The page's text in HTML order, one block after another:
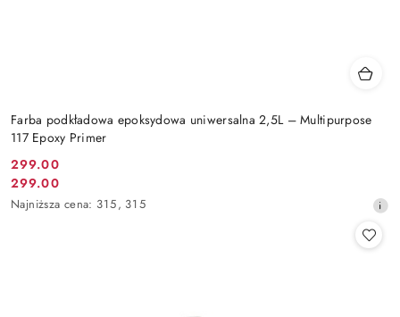
Farba podkładowa epoksydowa uniwersalna 2,5L – Multipurpose
117 Epoxy Primer
Cena
promocyjna:
299.00
Cena
promocyjna:
299.00
Najniższa
Najniższa cena: 315, 315